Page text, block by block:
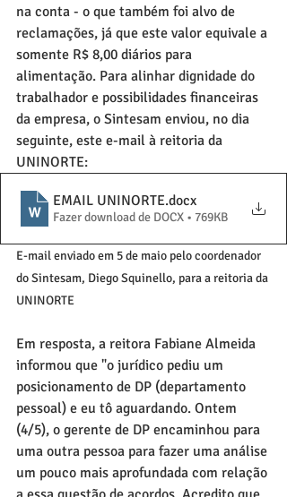
na conta - o que também foi alvo de
reclamações, já que este valor equivale a
somente R$ 8,00 diários para
alimentação. Para alinhar dignidade do
trabalhador e possibilidades financeiras
da empresa, o Sintesam enviou, no dia
seguinte, este e-mail à reitoria da
UNINORTE:
EMAIL UNINORTE.docx
Fazer download de DOCX • 769KB
E-mail enviado em 5 de maio pelo coordenador
do Sintesam, Diego Squinello, para a reitoria da
UNINORTE
Em resposta, a reitora Fabiane Almeida
informou que "o jurídico pediu um
posicionamento de DP (departamento
pessoal) e eu tô aguardando. Ontem
(4/5), o gerente de DP encaminhou para
uma outra pessoa para fazer uma análise
um pouco mais aprofundada com relação